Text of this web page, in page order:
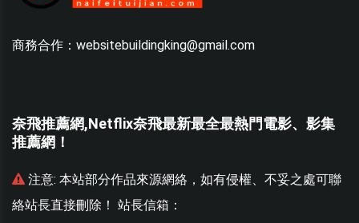
商務合作：websitebuildingking@gmail.com
奈飛推薦網,Netflix奈飛最新最全最熱門電影、影集
推薦網！
注意: 本站部分作品來源網絡，如有侵權、不妥之處可聯
絡站長直接刪除！ 站長信箱：